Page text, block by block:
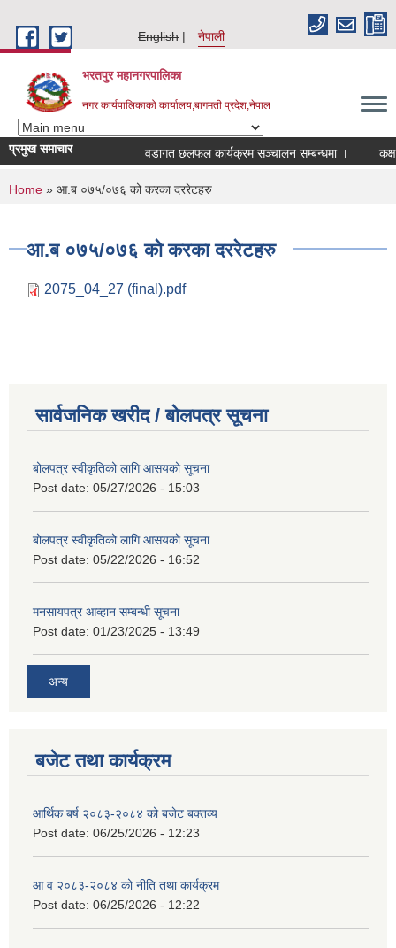
English
नेपाली
भरतपुर महानगरपालिका
नगर कार्यपालिकाको कार्यालय,बागमती प्रदेश,नेपाल
प्रमुख समाचार वडागत छलफल कार्यक्रम सञ्चालन सम्बन्धमा । कक्षा
You are here
Home » आ.ब ०७५/०७६ को करका दररेटहरु
आ.ब ०७५/०७६ को करका दररेटहरु
2075_04_27 (final).pdf
सार्वजनिक खरीद / बोलपत्र सूचना
बोलपत्र स्वीकृतिको लागि आसयको सूचना
Post date: 05/27/2026 - 15:03
बोलपत्र स्वीकृतिको लागि आसयको सूचना
Post date: 05/22/2026 - 16:52
मनसायपत्र आव्हान सम्बन्धी सूचना
Post date: 01/23/2025 - 13:49
अन्य
बजेट तथा कार्यक्रम
आर्थिक बर्ष २०८३-२०८४ को बजेट बक्तव्य
Post date: 06/25/2026 - 12:23
आ व २०८३-२०८४ को नीति तथा कार्यक्रम
Post date: 06/25/2026 - 12:22